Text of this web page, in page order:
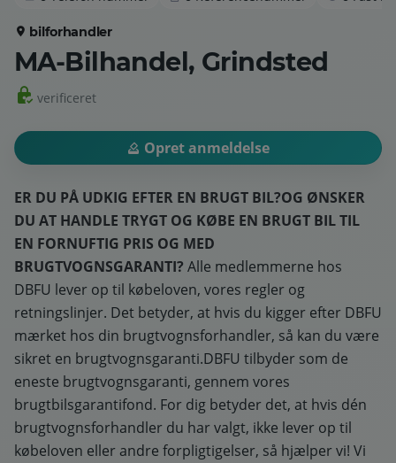
bilforhandler
MA-Bilhandel, Grindsted
verificeret
Opret anmeldelse
ER DU PÅ UDKIG EFTER EN BRUGT BIL?OG ØNSKER
DU AT HANDLE TRYGT OG KØBE EN BRUGT BIL TIL
EN FORNUFTIG PRIS OG MED
BRUGTVOGNSGARANTI? Alle medlemmerne hos
DBFU lever op til købeloven, vores regler og
retningslinjer. Det betyder, at hvis du kigger efter DBFU
mærket hos din brugtvognsforhandler, så kan du være
sikret en brugtvognsgaranti.DBFU tilbyder som de
eneste brugtvognsgaranti, gennem vores
brugtbilsgarantifond. For dig betyder det, at hvis dén
brugtvognsforhandler du har valgt, ikke lever op til
købeloven eller andre forpligtigelser, så hjælper vi! Vi